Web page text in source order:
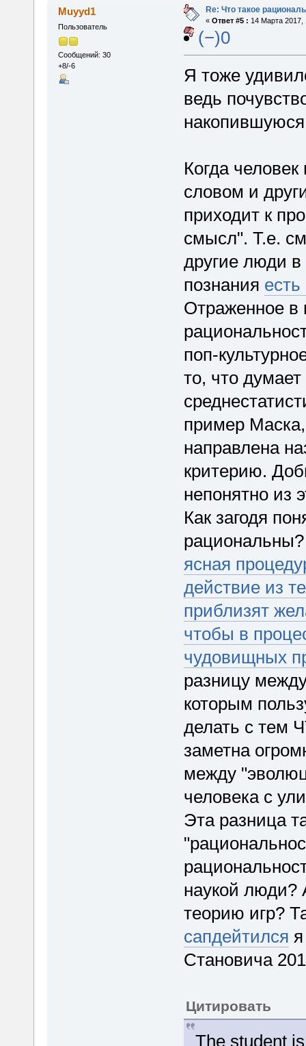
Muyyd1
Пользователь
Сообщений: 30
+8/-6
Re: Что такое
« Ответ #5 : 14 Марта 2017,
(−)0
Я тоже
ведь
Когда
словом и
приходит к
смысл". Т.е.
другие люди в
познания
Отраженное в
поп-
то, что
пример Маска,
направлена
критерию.
непонятно из
Как загодя
ясная
действие из
приблизят
чтобы в
чудовищных
разницу
которым
делать с тем
заметна
между
человека с
Эта разница
наукой люди?
теорию игр?
сапдейтился
Становича
Цитировать
The student